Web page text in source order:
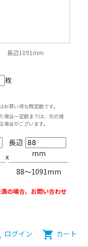
ログイン shopping_cart カート
長辺1091mm
枚
買い得な既定数です。
場合一定数までは、元の規
場合がございます。
x
長辺
mm
88〜1091mm
の場合、お問い合わせ